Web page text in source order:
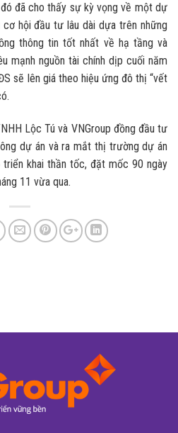
đã cho thấy sự kỳ vọng về một dự
hội đầu tư lâu dài dựa trên những
thông tin tốt nhất về hạ tầng và
mạnh nguồn tài chính dịp cuối năm
sẽ lên giá theo hiệu ứng đô thị “vết
Lộc Tú và VNGroup đồng đầu tư
dự án và ra mắt thị trường dự án
khai thần tốc, đặt mốc 90 ngày
11 vừa qua.